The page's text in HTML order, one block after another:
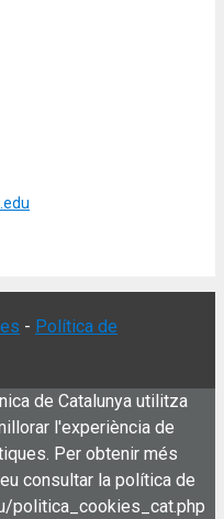
- Política de
de Catalunya utilitza
l'experiència de
Per obtenir més
consultar la política de
politica_cookies_cat.php